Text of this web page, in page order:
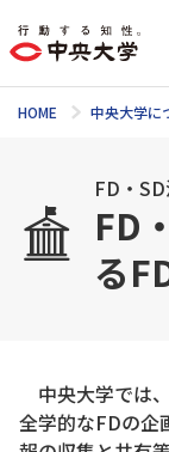
HOME 中央大学に
FD・
FD
る
中央大学では
全学的なFDの企